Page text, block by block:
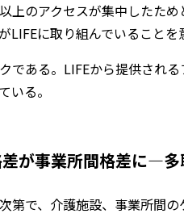
上のアクセスが集中したた
LIFEに取り組んでいることを
である。LIFEから提供され
いる。
が事業所間格差に―
第で、介護施設、事業所間の